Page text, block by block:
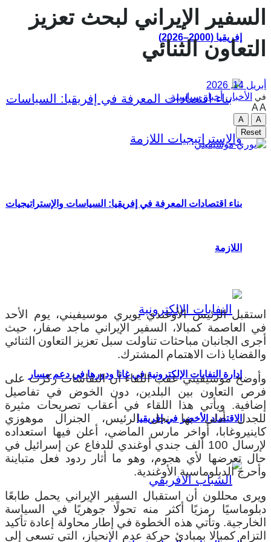
إفريقيا (2000–2026)
بناء اقتصادات المعرفة في إفريقيا: السياسات والإستراتيجيات
اللازمة
إدارة النفايات الإلكترونية في غانا ودورها في دعم مسار
الاقتصاد الأخضر في إفريقيا
السفير الإيراني لبحث تعزيز
التعاون الثنائي
أبريل 14, 2026
في الأخبار ,أخبار سياسية
AA
A
A
Reset
استقبل الرئيس الأوغندي يويري موسيفيني، يوم الأحد
في العاصمة كمبالا، السفير الإيراني ماجد صفار، حيث
أجرى الجانبان مباحثات تناولت سبل تعزيز التعاون الثنائي
والقضايا ذات الاهتمام المشترك.
وأوضح موسيفيني عقب اللقاء أن النقاشات ركزت على
فرص التعاون بين البلدين، دون الخوض في تفاصيل
إضافية. ويأتي هذا اللقاء في أعقاب تصريحات مثيرة
للجدل أدلى بها نجل الرئيس، الجنرال موهوزي
كاينيروغابا، أواخر مارس الماضي، أعلن فيها استعداده
لإرسال 100 ألف جندي أوغندي للدفاع عن إسرائيل في
حال تعرضها لأي هجوم، وهو ما أثار ردود فعل متباينة
وأحرج الدبلوماسية الأوغندية.
ويرى محللون أن استقبال السفير الإيراني يحمل طابعًا
دبلوماسيًا رمزيًا أكثر منه تحولًا جوهريًا في السياسة
الخارجية. وتأتي هذه الخطوة في إطار محاولة إعادة تأكيد
التزام كمبالا بمبادئ حركة عدم الانحياز، التي تسعى إلى